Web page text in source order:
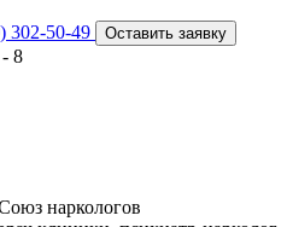
302-50-49 Оставить заявку
8